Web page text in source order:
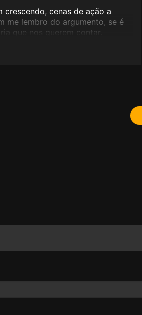
crescendo, cenas de ação a
me lembro do argumento, se é
que nos querem contar.